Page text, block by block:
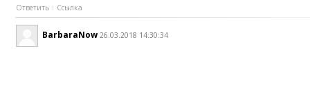
Ответить Ссылка
BarbaraNow 26.03.2018 14:30:34